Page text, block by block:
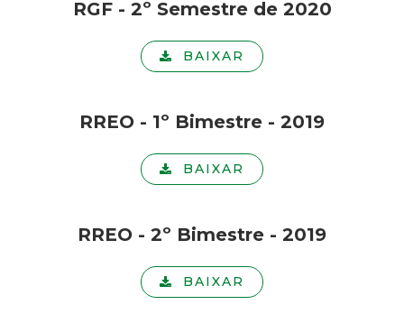
RGF - 2º Semestre de 2020
BAIXAR
RREO - 1º Bimestre - 2019
BAIXAR
RREO - 2º Bimestre - 2019
BAIXAR